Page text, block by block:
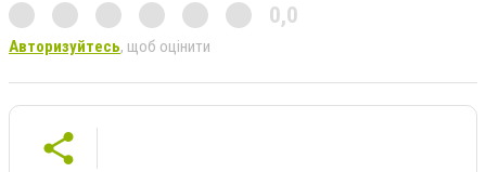
0,0
Авторизуйтесь, щоб оцінити